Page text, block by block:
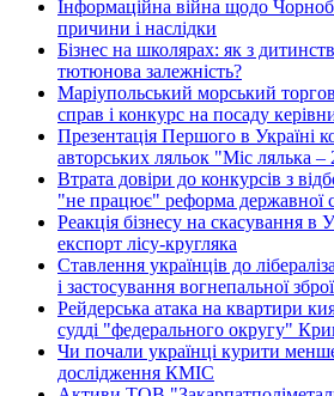
Інформаційна війна щодо
причини і наслідки
Бізнес на школярах: як з
тютюнова залежність?
Маріупольський морський
справ і конкурс на посаду
Презентація Першого в Україні
авторських ляльок "Міс лялька –
Втрата довіри до конкурсів з
"не працює" реформа державної
Реакція бізнесу на скасування в
експорт лісу-кругляка
Ставлення українців до
і застосування вогнепальної
Рейдерська атака на квартири
судді "федерального округу"
Чи почали українці курити
дослідження КМІС